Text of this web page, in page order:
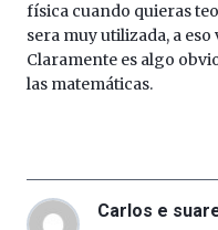
física cuando quieras
sera muy utilizada, a eso
Claramente es algo
las matemáticas.
Carlos e